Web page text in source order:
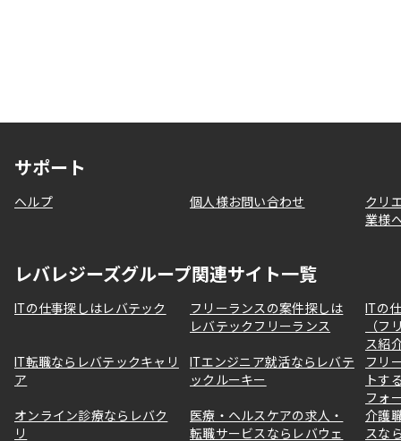
サポート
ヘルプ 個人様お問い合わせ
クリ
業様
レバレジーズグループ関連サイト一覧
ITの仕事探しはレバテック
フリーランスの案件探しは
レバテックフリーランス
ITの
（フ
ス紹
IT転職ならレバテックキャリ
ア
ITエンジニア就活ならレバテ
ックルーキー
フリ
トす
フォ
オンライン診療ならレバク
リ
医療・ヘルスケアの求人・
転職サービスならレバウェ
介護
スな